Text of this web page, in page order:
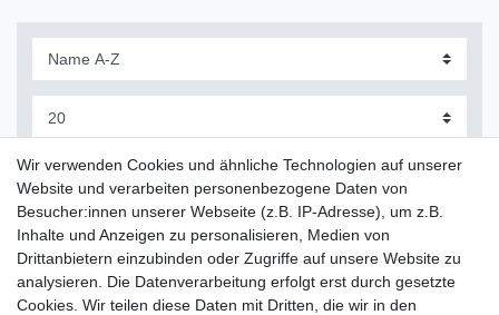
Filter
Zahlung und Versand
Wir verwenden Cookies und ähnliche Technologien auf unserer
Website und verarbeiten personenbezogene Daten von
Besucher:innen unserer Webseite (z.B. IP-Adresse), um z.B.
Inhalte und Anzeigen zu personalisieren, Medien von
Drittanbietern einzubinden oder Zugriffe auf unsere Website zu
analysieren. Die Datenverarbeitung erfolgt erst durch gesetzte
Cookies. Wir teilen diese Daten mit Dritten, die wir in den